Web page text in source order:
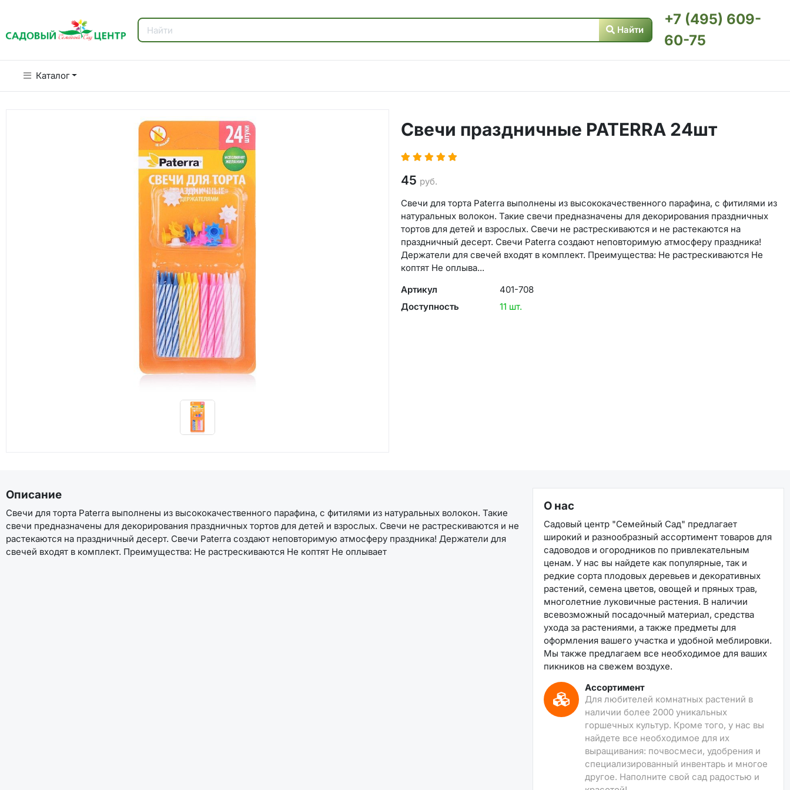
Найти
+7 (495) 609-
60-75
Каталог
Свечи праздничные PATERRA 24шт
45 руб.
Свечи для торта Paterra выполнены из высококачественного парафина, с фитилями из
натуральных волокон. Такие свечи предназначены для декорирования праздничных
тортов для детей и взрослых. Свечи не растрескиваются и не растекаются на
праздничный десерт. Свечи Paterra создают неповторимую атмосферу праздника!
Держатели для свечей входят в комплект. Преимущества: Не растрескиваются Не
коптят Не оплыва...
Артикул
401-708
Доступность
11 шт.
Описание
Свечи для торта Paterra выполнены из высококачественного парафина, с фитилями из натуральных волокон. Такие
свечи предназначены для декорирования праздничных тортов для детей и взрослых. Свечи не растрескиваются и не
растекаются на праздничный десерт. Свечи Paterra создают неповторимую атмосферу праздника! Держатели для
свечей входят в комплект. Преимущества: Не растрескиваются Не коптят Не оплывает
О нас
Садовый центр "Семейный Сад" предлагает
широкий и разнообразный ассортимент товаров для
садоводов и огородников по привлекательным
ценам. У нас вы найдете как популярные, так и
редкие сорта плодовых деревьев и декоративных
растений, семена цветов, овощей и пряных трав,
многолетние луковичные растения. В наличии
всевозможный посадочный материал, средства
ухода за растениями, а также предметы для
оформления вашего участка и удобной меблировки.
Мы также предлагаем все необходимое для ваших
пикников на свежем воздухе.
Ассортимент
Для любителей комнатных растений в
наличии более 2000 уникальных
горшечных культур. Кроме того, у нас вы
найдете все необходимое для их
выращивания: почвосмеси, удобрения и
специализированный инвентарь и многое
другое. Наполните свой сад радостью и